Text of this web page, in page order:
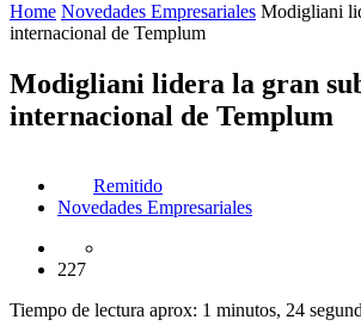
Home Novedades Empresariales Modigliani
internacional de Templum
Modigliani lidera la gran
internacional de Templum
Remitido
Novedades Empresariales
227
Tiempo de lectura aprox: 1 minutos, 24